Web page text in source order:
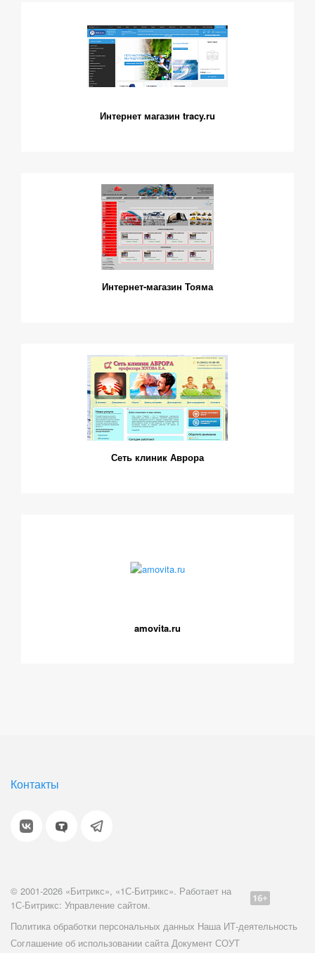
Интернет магазин tracy.ru
Интернет-магазин Тояма
Сеть клиник Аврора
amovita.ru
Контакты
© 2001-2026 «Битрикс», «1С-Битрикс». Работает на
1С-Битрикс: Управление сайтом.
Политика обработки персональных данных Наша ИТ-деятельность
Соглашение об использовании сайта Документ СОУТ